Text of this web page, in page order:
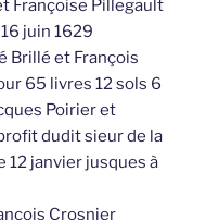
Françoise Pillegault
juin 1629
Brillé et François
65 livres 12 sols 6
Poirier et
dudit sieur de la
12 janvier jusques à
Crosnier